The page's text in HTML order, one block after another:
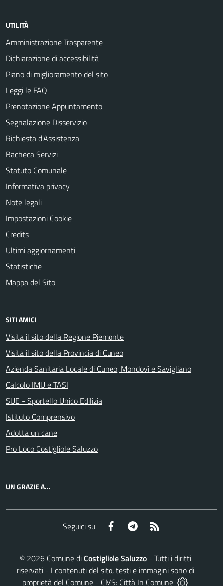
UTILITÀ
Amministrazione Trasparente
Dichiarazione di accessibilità
Piano di miglioramento del sito
Leggi le FAQ
Prenotazione Appuntamento
Segnalazione Disservizio
Richiesta d'Assistenza
Bacheca Servizi
Statuto Comunale
Informativa privacy
Note legali
Impostazioni Cookie
Credits
Ultimi aggiornamenti
Statistiche
Mappa del Sito
SITI AMICI
Visita il sito della Regione Piemonte
Visita il sito della Provincia di Cuneo
Azienda Sanitaria Locale di Cuneo, Mondovì e Savigliano
Calcolo IMU e TASI
SUE - Sportello Unico Edilizia
Istituto Comprensivo
Adotta un cane
Pro Loco Costigliole Saluzzo
UN GRAZIE A...
Seguici su Facebook Telegram
© 2026 Comune diCostigliole Saluzzo - Tutti i diritti
riservati - I contenuti del sito, testi e immagini sono di
proprietà del Comune - CMS: Città In Comune